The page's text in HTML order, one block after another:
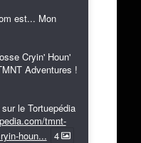
est... Mon
Cryin' Houn'
Adventures !
le Tortuepédia
tmnt-
houn... 4